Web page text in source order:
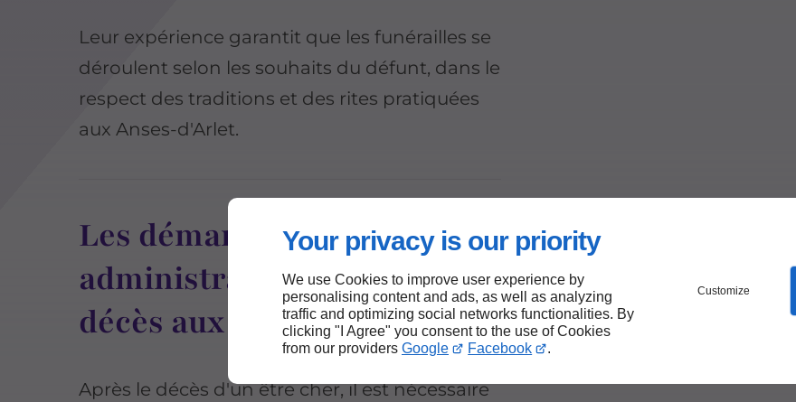
Your privacy is our priority
We use Cookies to improve user experience by
personalising content and ads, as well as analyzing
traffic and optimizing social networks functionalities. By
clicking "I Agree" you consent to the use of Cookies
from our providers Google Facebook .
Customize
Leur expérience garantit que les funérailles se
déroulent selon les souhaits du défunt, dans le
respect des traditions et des rites pratiquées
aux Anses-d'Arlet.
Les démarches
administratives en cas de
décès aux Anses-d'Arlet
Après le décès d'un être cher, il est nécessaire